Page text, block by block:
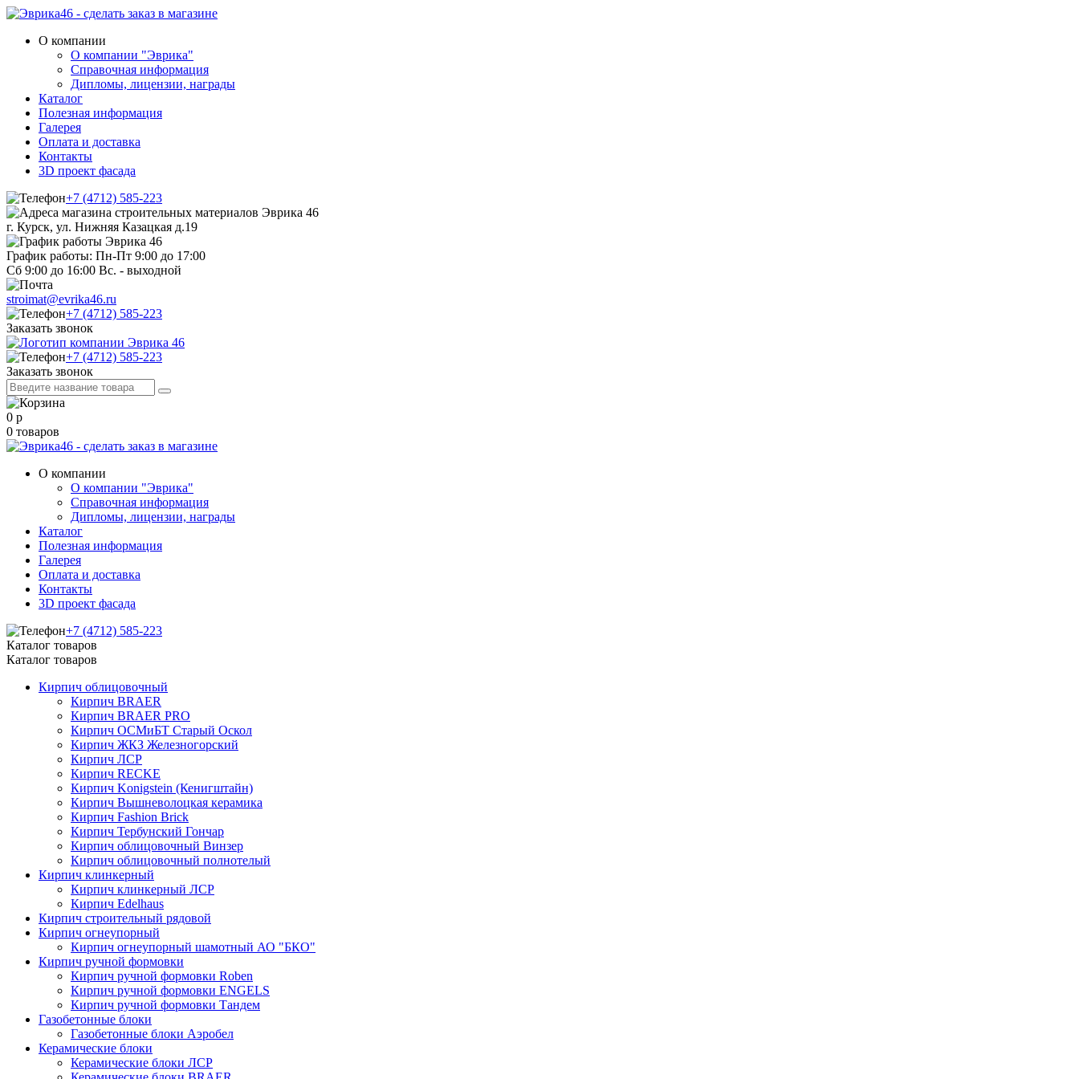
О компании
О компании "Эврика"
Справочная информация
Дипломы, лицензии, награды
Каталог
Полезная информация
Галерея
Оплата и доставка
Контакты
3D проект фасада
+7 (4712) 585-223
г. Курск, ул. Нижняя Казацкая д.19
График работы: Пн-Пт 9:00 до 17:00
Сб 9:00 до 16:00 Вс. - выходной
stroimat@evrika46.ru
+7 (4712) 585-223
Заказать звонок
+7 (4712) 585-223
Заказать звонок
0 р
0 товаров
О компании
О компании "Эврика"
Справочная информация
Дипломы, лицензии, награды
Каталог
Полезная информация
Галерея
Оплата и доставка
Контакты
3D проект фасада
+7 (4712) 585-223
Каталог товаров
Каталог товаров
Кирпич облицовочный
Кирпич BRAER
Кирпич BRAER PRO
Кирпич ОСМиБТ Старый Оскол
Кирпич ЖКЗ Железногорский
Кирпич ЛСР
Кирпич RECKE
Кирпич Konigstein (Кенигштайн)
Кирпич Вышневолоцкая керамика
Кирпич Fashion Brick
Кирпич Тербунский Гончар
Кирпич облицовочный Винзер
Кирпич облицовочный полнотелый
Кирпич клинкерный
Кирпич клинкерный ЛСР
Кирпич Edelhaus
Кирпич строительный рядовой
Кирпич огнеупорный
Кирпич огнеупорный шамотный АО "БКО"
Кирпич ручной формовки
Кирпич ручной формовки Roben
Кирпич ручной формовки ENGELS
Кирпич ручной формовки Тандем
Газобетонные блоки
Газобетонные блоки Аэробел
Керамические блоки
Керамические блоки ЛСР